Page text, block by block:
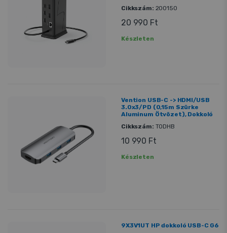
Cikkszám: 200150
20 990 Ft
Készleten
Vention USB-C -> HDMI/USB
3.0x3/PD (0,15m Szürke
Aluminum Ötvözet), Dokkoló
Cikkszám: TODHB
10 990 Ft
Készleten
9X3V1UT HP dokkoló USB-C G6